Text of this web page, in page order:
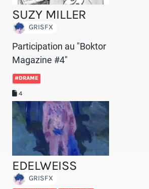
SUZY MILLER
GRISFX
Participation au "Boktor
Magazine #4"
#DRAME
4
EDELWEISS
GRISFX